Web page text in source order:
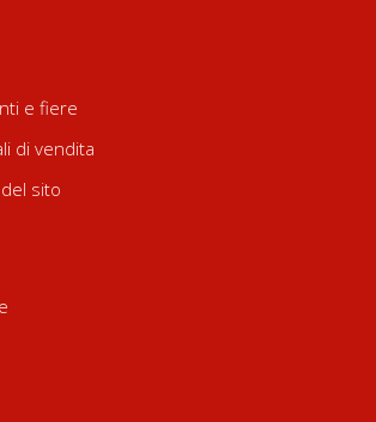
e fiere
di vendita
sito